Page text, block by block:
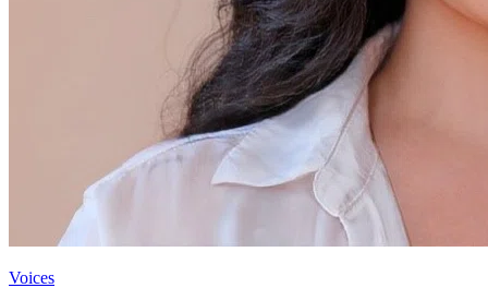
Voices